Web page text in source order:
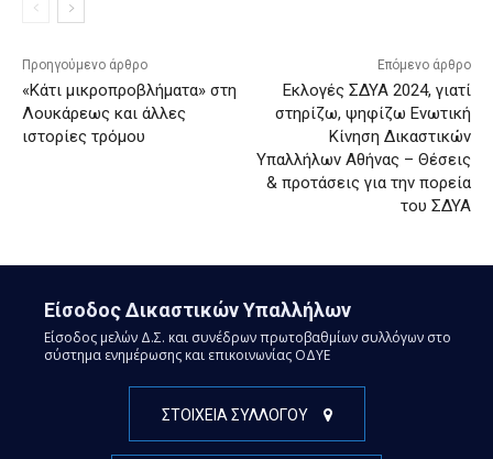
Προηγούμενο άρθρο
«Κάτι μικροπροβλήματα» στη
Λουκάρεως και άλλες
ιστορίες τρόμου
Επόμενο άρθρο
Εκλογές ΣΔΥΑ 2024, γιατί
στηρίζω, ψηφίζω Ενωτική
Κίνηση Δικαστικών
Υπαλλήλων Αθήνας – Θέσεις
& προτάσεις για την πορεία
του ΣΔΥΑ
Είσοδος Δικαστικών Υπαλλήλων
Είσοδος μελών Δ.Σ. και συνέδρων πρωτοβαθμίων συλλόγων στο
σύστημα ενημέρωσης και επικοινωνίας ΟΔΥΕ
ΣΤΟΙΧΕΙΑ ΣΥΛΛΟΓΟΥ